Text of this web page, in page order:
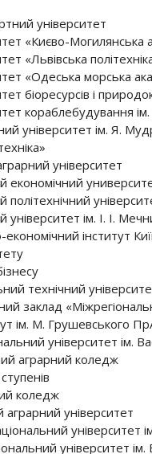
університет
«Києво-Могилянська
«Львівська
«Одеська морська
біоресурсів і
кораблебудування
університет ім. Я.
університет
економічний
ім. І. І.
інститут
технічний
заклад
ім. М. Грушевського
університет ім.
аграрний коледж
коледж
університет
університет
університет